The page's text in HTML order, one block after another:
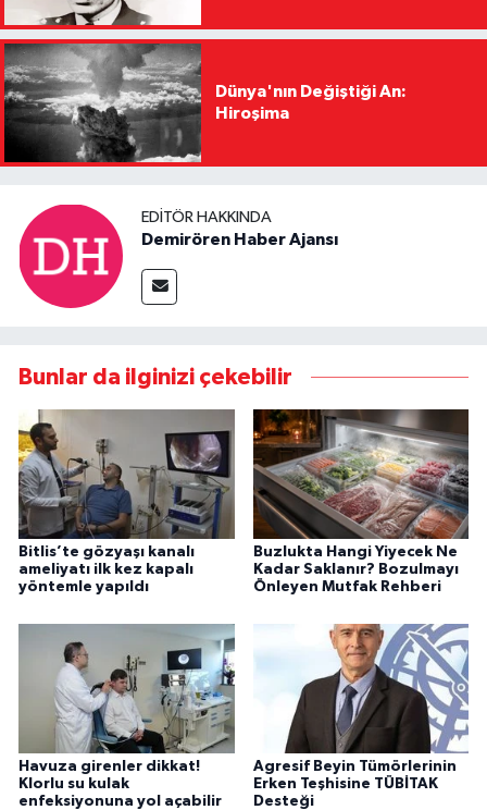
Dünya'nın Değiştiği An:
Hiroşima
EDITÖR HAKKINDA
Demirören Haber Ajansı
Bunlar da ilginizi çekebilir
Bitlis’te gözyaşı kanalı
ameliyatı ilk kez kapalı
yöntemle yapıldı
Buzlukta Hangi Yiyecek Ne
Kadar Saklanır? Bozulmayı
Önleyen Mutfak Rehberi
Havuza girenler dikkat!
Klorlu su kulak
enfeksiyonuna yol açabilir
Agresif Beyin Tümörlerinin
Erken Teşhisine TÜBİTAK
Desteği